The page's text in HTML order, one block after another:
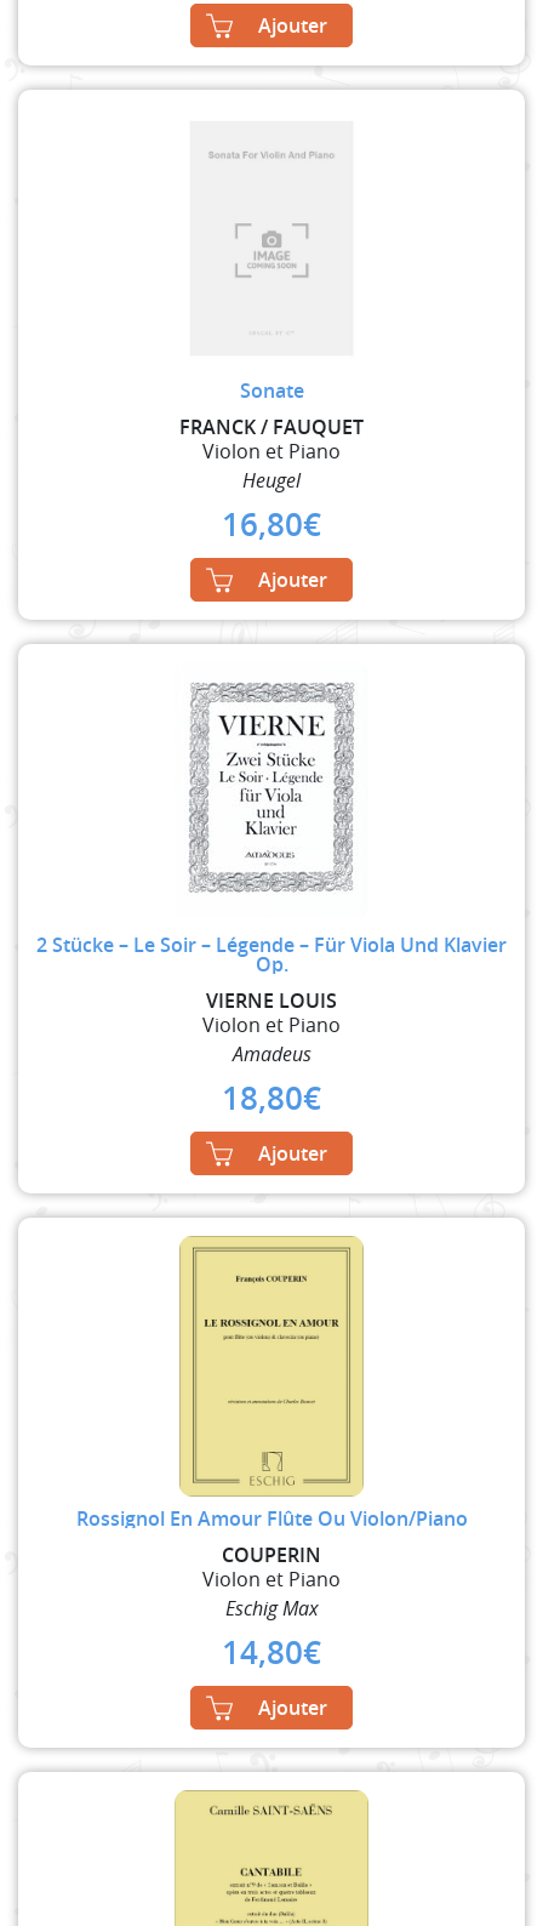
Ajouter
Sonate
FRANCK / FAUQUET
Violon et Piano
Heugel
16,80€
Ajouter
2 Stücke – Le Soir – Légende – Für Viola Und Klavier
Op.
VIERNE LOUIS
Violon et Piano
Amadeus
18,80€
Ajouter
Rossignol En Amour Flûte Ou Violon/Piano
COUPERIN
Violon et Piano
Eschig Max
14,80€
Ajouter